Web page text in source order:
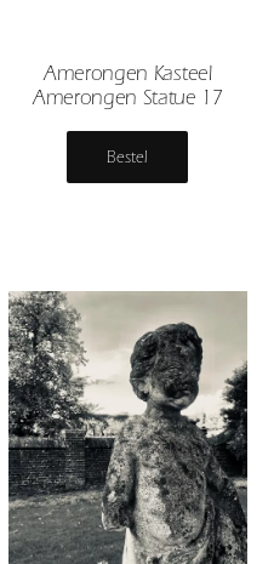
Amerongen Kasteel
Amerongen Statue 17
Bestel